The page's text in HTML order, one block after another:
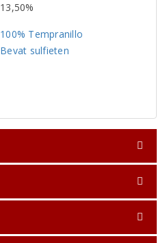
13,50%
100% Tempranillo
Bevat sulfieten